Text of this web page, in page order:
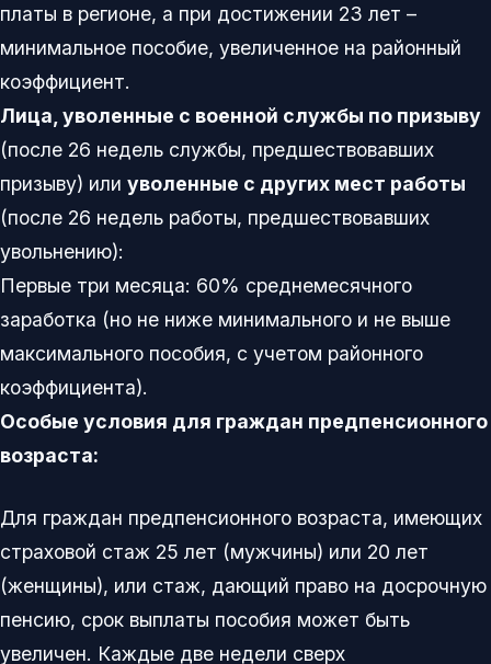
платы в регионе, а при достижении 23 лет –
минимальное пособие, увеличенное на районный
коэффициент.
Лица, уволенные с военной службы по призыву
(после 26 недель службы, предшествовавших
призыву) или уволенные с других мест работы
(после 26 недель работы, предшествовавших
увольнению):
Первые три месяца: 60% среднемесячного
заработка (но не ниже минимального и не выше
максимального пособия, с учетом районного
коэффициента).
Особые условия для граждан предпенсионного
возраста:
Для граждан предпенсионного возраста, имеющих
страховой стаж 25 лет (мужчины) или 20 лет
(женщины), или стаж, дающий право на досрочную
пенсию, срок выплаты пособия может быть
увеличен. Каждые две недели сверх